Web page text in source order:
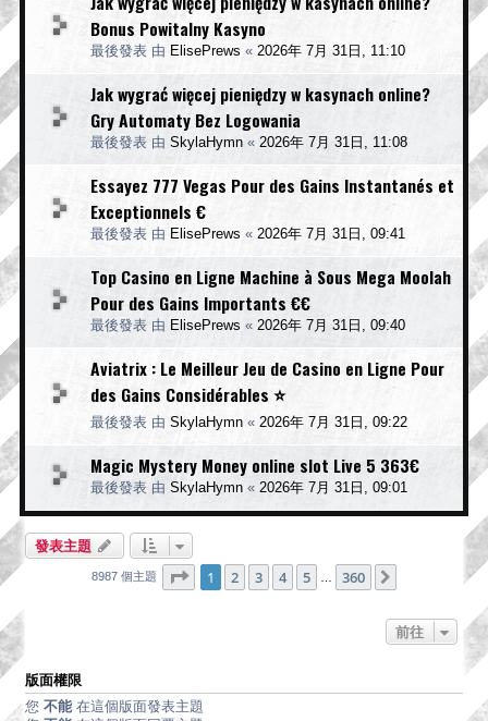
Bonus Powitalny Kasyno
最後發表 由 ElisePrews « 2026年 7月 31日, 11:10
Jak wygrać więcej pieniędzy w kasynach online?
Gry Automaty Bez Logowania
最後發表 由 SkylaHymn « 2026年 7月 31日, 11:08
Essayez 777 Vegas Pour des Gains Instantanés et
Exceptionnels €
最後發表 由 ElisePrews « 2026年 7月 31日, 09:41
Top Casino en Ligne Machine à Sous Mega Moolah
Pour des Gains Importants €€
最後發表 由 ElisePrews « 2026年 7月 31日, 09:40
Aviatrix : Le Meilleur Jeu de Casino en Ligne Pour
des Gains Considérables ⭐
最後發表 由 SkylaHymn « 2026年 7月 31日, 09:22
Magic Mystery Money online slot Live 5 363€
最後發表 由 SkylaHymn « 2026年 7月 31日, 09:01
發表主題
8987 個主題 1 頁 (共360頁)
1 2 3 4 5 360
前往
版面權限
您 不能 在這個版面發表主題